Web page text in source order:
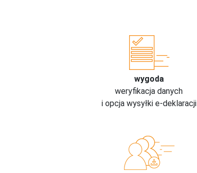
wygoda
weryfikacja danych
i opcja wysyłki e-deklaracji